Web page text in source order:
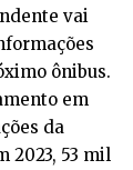
vai
ônibus.
em
da
2023, 53 mil